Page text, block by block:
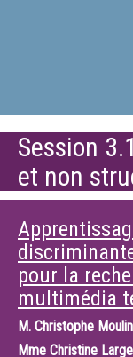
Session
et non
pour la
multimédia
M. Christophe Moulin
Mme Christine